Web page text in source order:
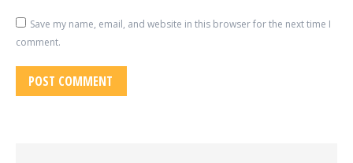
Save my name, email, and website in this browser for the next time I
comment.
POST COMMENT